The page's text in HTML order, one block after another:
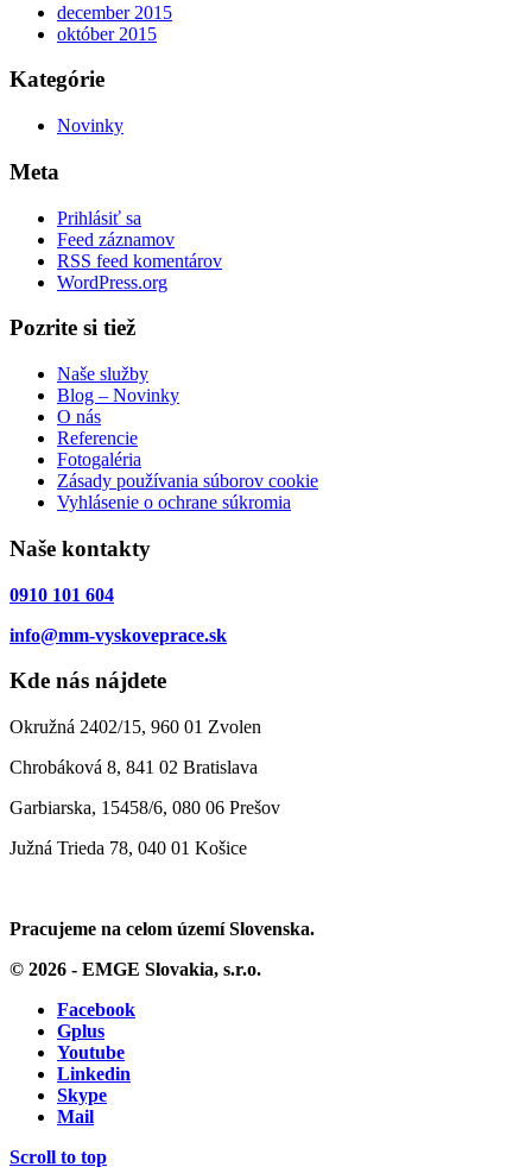
december 2015
október 2015
Kategórie
Novinky
Meta
Prihlásiť sa
Feed záznamov
RSS feed komentárov
WordPress.org
Pozrite si tiež
Naše služby
Blog – Novinky
O nás
Referencie
Fotogaléria
Zásady používania súborov cookie
Vyhlásenie o ochrane súkromia
Naše kontakty
0910 101 604
info@mm-vyskoveprace.sk
Kde nás nájdete
Okružná 2402/15, 960 01 Zvolen
Chrobáková 8, 841 02 Bratislava
Garbiarska, 15458/6, 080 06 Prešov
Južná Trieda 78, 040 01 Košice
Pracujeme na celom území Slovenska.
© 2026 - EMGE Slovakia, s.r.o.
Facebook
Gplus
Youtube
Linkedin
Skype
Mail
Scroll to top